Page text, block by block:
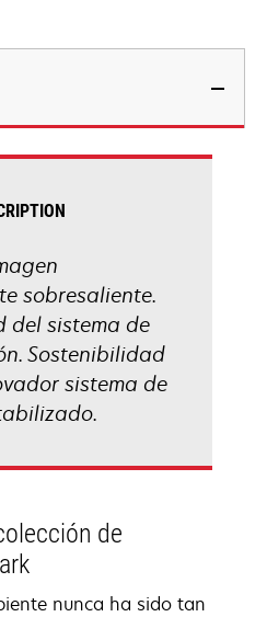
sobresaliente.
del sistema de
Sostenibilidad
sistema de
de
nunca ha sido tan